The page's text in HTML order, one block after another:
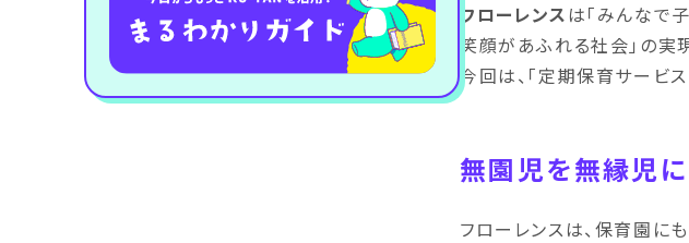
フローレンスは「みんなで
笑顔があふれる社会」の実
今回は、「定期保育サービ
無園児を無縁児
フローレンスは、保育園に